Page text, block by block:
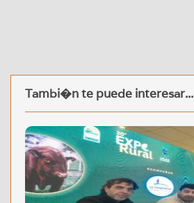
Tambi�n te puede interesar...